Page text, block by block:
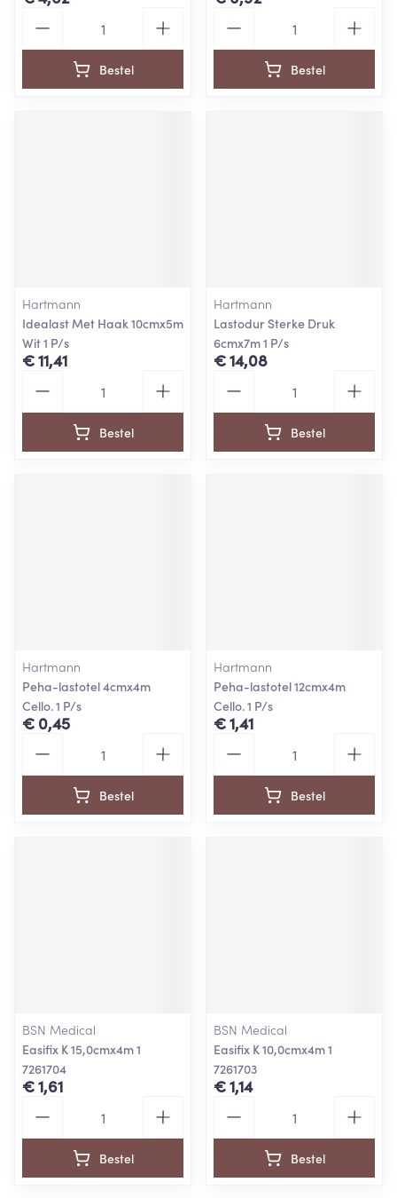
Bestel Bestel
Hartmann
Idealast Met Haak 10cmx5m
Wit 1 P/s
€ 11,41
Bestel
Hartmann
Lastodur Sterke Druk
6cmx7m 1 P/s
€ 14,08
Bestel
Hartmann
Peha-lastotel 4cmx4m
Cello. 1 P/s
€ 0,45
Bestel
Hartmann
Peha-lastotel 12cmx4m
Cello. 1 P/s
€ 1,41
Bestel
BSN Medical
Easifix K 15,0cmx4m 1
7261704
€ 1,61
Bestel
BSN Medical
Easifix K 10,0cmx4m 1
7261703
€ 1,14
Bestel